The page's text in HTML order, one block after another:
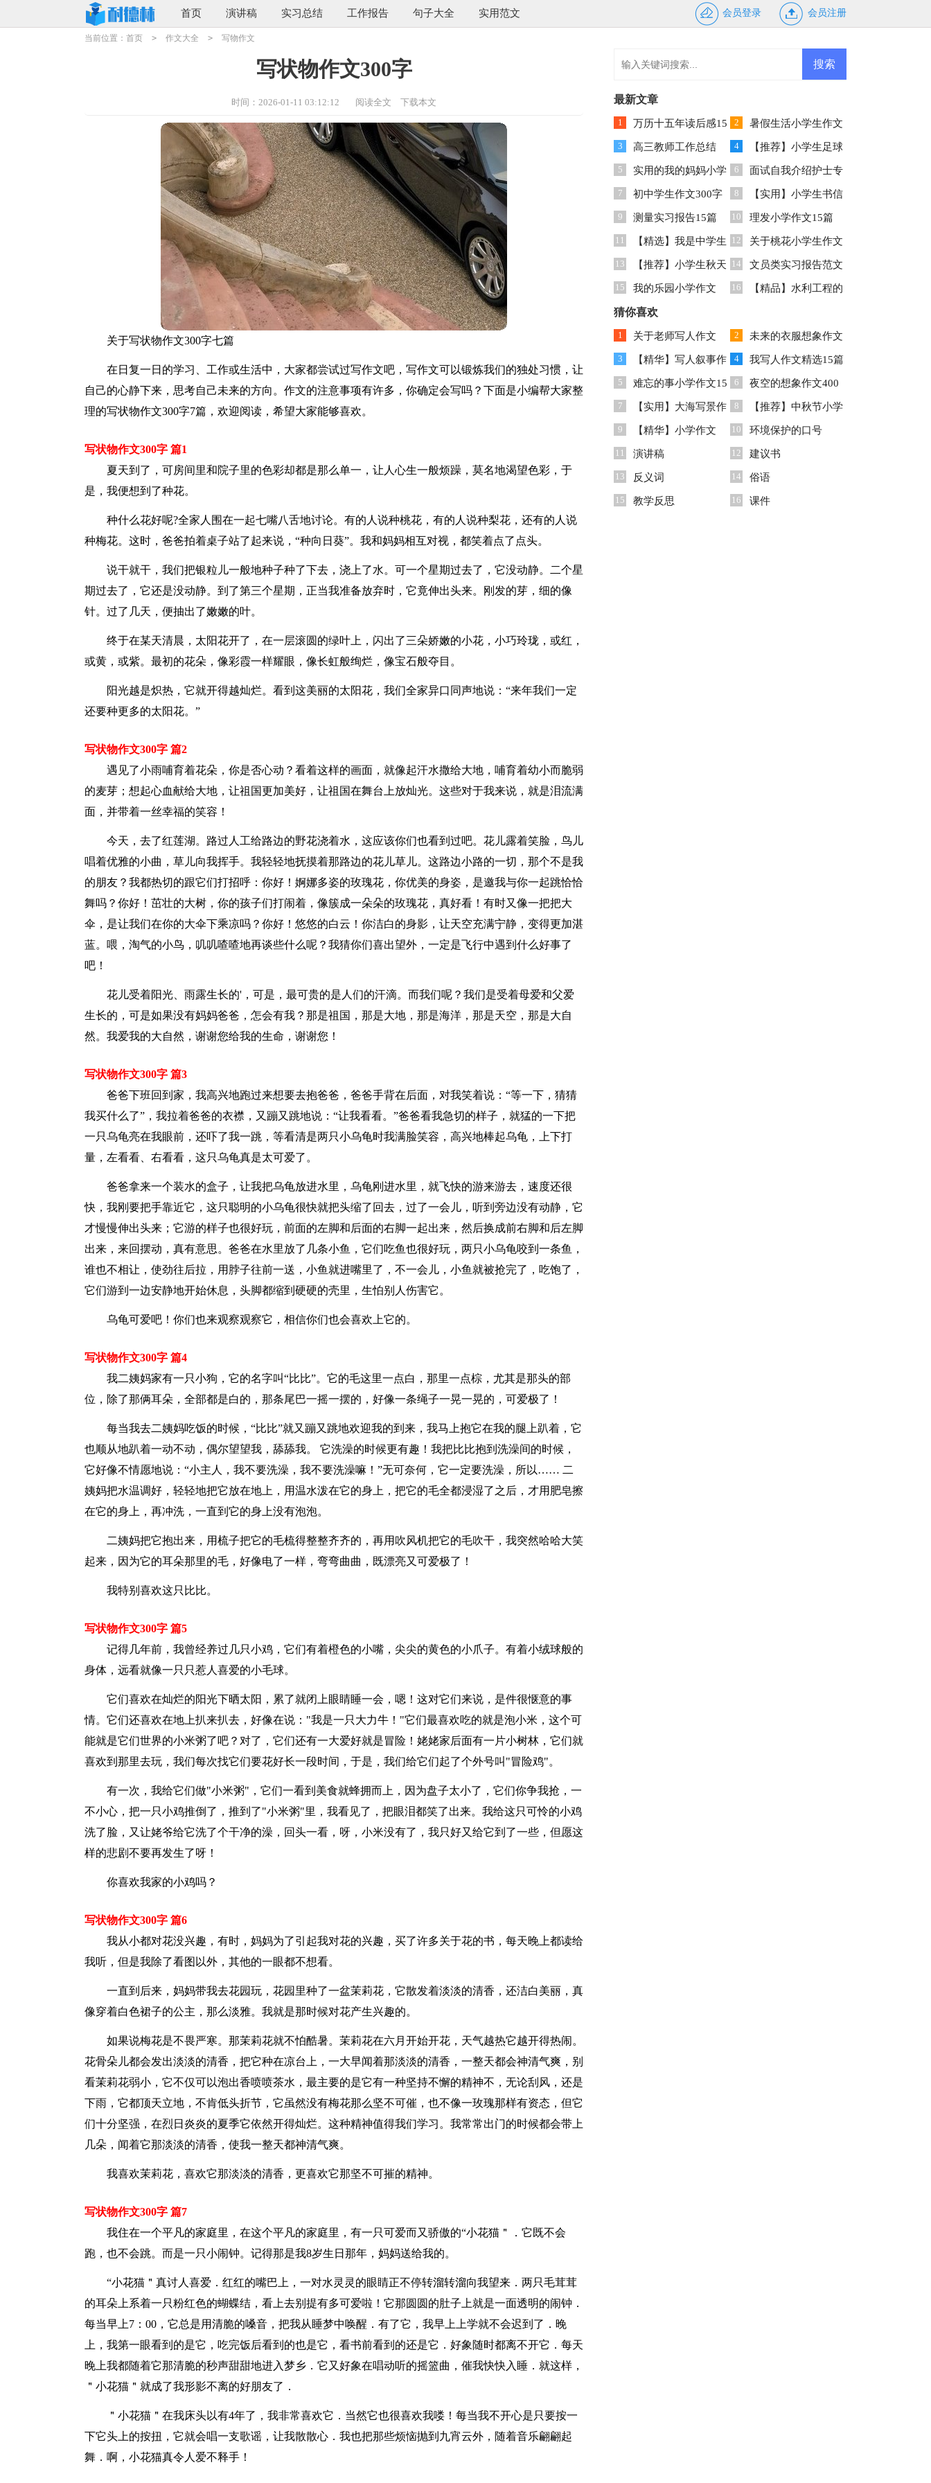
首页 演讲稿 实习总结 工作报告 句子大全 实用范文 会员登录 会员注册
当前位置： 首页 > 作文大全 > 写物作文
写状物作文300字
时间：2026-01-11 03:12:12 阅读全文 下载本文
关于写状物作文300字七篇
在日复一日的学习、工作或生活中，大家都尝试过写作文吧，写作文可以锻炼我们的独处习惯，让
自己的心静下来，思考自己未来的方向。作文的注意事项有许多，你确定会写吗？下面是小编帮大家整
理的写状物作文300字7篇，欢迎阅读，希望大家能够喜欢。
写状物作文300字 篇1
夏天到了，可房间里和院子里的色彩却都是那么单一，让人心生一般烦躁，莫名地渴望色彩，于
是，我便想到了种花。
种什么花好呢?全家人围在一起七嘴八舌地讨论。有的人说种桃花，有的人说种梨花，还有的人说
种梅花。这时，爸爸拍着桌子站了起来说，“种向日葵”。我和妈妈相互对视，都笑着点了点头。
说干就干，我们把银粒儿一般地种子种了下去，浇上了水。可一个星期过去了，它没动静。二个星
期过去了，它还是没动静。到了第三个星期，正当我准备放弃时，它竟伸出头来。刚发的芽，细的像
针。过了几天，便抽出了嫩嫩的叶。
终于在某天清晨，太阳花开了，在一层滚圆的绿叶上，闪出了三朵娇嫩的小花，小巧玲珑，或红，
或黄，或紫。最初的花朵，像彩霞一样耀眼，像长虹般绚烂，像宝石般夺目。
阳光越是炽热，它就开得越灿烂。看到这美丽的太阳花，我们全家异口同声地说：“来年我们一定
还要种更多的太阳花。”
写状物作文300字 篇2
遇见了小雨哺育着花朵，你是否心动？看着这样的画面，就像起汗水撒给大地，哺育着幼小而脆弱
的麦芽；想起心血献给大地，让祖国更加美好，让祖国在舞台上放灿光。这些对于我来说，就是泪流满
面，并带着一丝幸福的笑容！
今天，去了红莲湖。路过人工给路边的野花浇着水，这应该你们也看到过吧。花儿露着笑脸，鸟儿
唱着优雅的小曲，草儿向我挥手。我轻轻地抚摸着那路边的花儿草儿。这路边小路的一切，那个不是我
的朋友？我都热切的跟它们打招呼：你好！婀娜多姿的玫瑰花，你优美的身姿，是邀我与你一起跳恰恰
舞吗？你好！茁壮的大树，你的孩子们打闹着，像簇成一朵朵的玫瑰花，真好看！有时又像一把把大
伞，是让我们在你的大伞下乘凉吗？你好！悠悠的白云！你洁白的身影，让天空充满宁静，变得更加湛
蓝。喂，淘气的小鸟，叽叽喳喳地再谈些什么呢？我猜你们喜出望外，一定是飞行中遇到什么好事了
吧！
花儿受着阳光、雨露生长的'，可是，最可贵的是人们的汗滴。而我们呢？我们是受着母爱和父爱
生长的，可是如果没有妈妈爸爸，怎会有我？那是祖国，那是大地，那是海洋，那是天空，那是大自
然。我爱我的大自然，谢谢您给我的生命，谢谢您！
写状物作文300字 篇3
爸爸下班回到家，我高兴地跑过来想要去抱爸爸，爸爸手背在后面，对我笑着说：“等一下，猜猜
我买什么了”，我拉着爸爸的衣襟，又蹦又跳地说：“让我看看。”爸爸看我急切的样子，就猛的一下把
一只乌龟亮在我眼前，还吓了我一跳，等看清是两只小乌龟时我满脸笑容，高兴地棒起乌龟，上下打
量，左看看、右看看，这只乌龟真是太可爱了。
爸爸拿来一个装水的盒子，让我把乌龟放进水里，乌龟刚进水里，就飞快的游来游去，速度还很
快，我刚要把手靠近它，这只聪明的小乌龟很快就把头缩了回去，过了一会儿，听到旁边没有动静，它
才慢慢伸出头来；它游的样子也很好玩，前面的左脚和后面的右脚一起出来，然后换成前右脚和后左脚
出来，来回摆动，真有意思。爸爸在水里放了几条小鱼，它们吃鱼也很好玩，两只小乌龟咬到一条鱼，
谁也不相让，使劲往后拉，用脖子往前一送，小鱼就进嘴里了，不一会儿，小鱼就被抢完了，吃饱了，
它们游到一边安静地开始休息，头脚都缩到硬硬的壳里，生怕别人伤害它。
乌龟可爱吧！你们也来观察观察它，相信你们也会喜欢上它的。
写状物作文300字 篇4
我二姨妈家有一只小狗，它的名字叫“比比”。它的毛这里一点白，那里一点棕，尤其是那头的部
位，除了那俩耳朵，全部都是白的，那条尾巴一摇一摆的，好像一条绳子一晃一晃的，可爱极了！
每当我去二姨妈吃饭的时候，“比比”就又蹦又跳地欢迎我的到来，我马上抱它在我的腿上趴着，它
也顺从地趴着一动不动，偶尔望望我，舔舔我。 它洗澡的时候更有趣！我把比比抱到洗澡间的时候，
它好像不情愿地说：“小主人，我不要洗澡，我不要洗澡嘛！”无可奈何，它一定要洗澡，所以…… 二
姨妈把水温调好，轻轻地把它放在地上，用温水泼在它的身上，把它的毛全都浸湿了之后，才用肥皂擦
在它的身上，再冲洗，一直到它的身上没有泡泡。
二姨妈把它抱出来，用梳子把它的毛梳得整整齐齐的，再用吹风机把它的毛吹干，我突然哈哈大笑
起来，因为它的耳朵那里的毛，好像电了一样，弯弯曲曲，既漂亮又可爱极了！
我特别喜欢这只比比。
写状物作文300字 篇5
记得几年前，我曾经养过几只小鸡，它们有着橙色的小嘴，尖尖的黄色的小爪子。有着小绒球般的
身体，远看就像一只只惹人喜爱的小毛球。
它们喜欢在灿烂的阳光下晒太阳，累了就闭上眼睛睡一会，嗯！这对它们来说，是件很惬意的事
情。它们还喜欢在地上扒来扒去，好像在说："我是一只大力牛！"它们最喜欢吃的就是泡小米，这个可
能就是它们世界的小米粥了吧？对了，它们还有一大爱好就是冒险！姥姥家后面有一片小树林，它们就
喜欢到那里去玩，我们每次找它们要花好长一段时间，于是，我们给它们起了个外号叫"冒险鸡"。
有一次，我给它们做"小米粥"，它们一看到美食就蜂拥而上，因为盘子太小了，它们你争我抢，一
不小心，把一只小鸡推倒了，推到了"小米粥"里，我看见了，把眼泪都笑了出来。我给这只可怜的小鸡
洗了脸，又让姥爷给它洗了个干净的澡，回头一看，呀，小米没有了，我只好又给它到了一些，但愿这
样的悲剧不要再发生了呀！
你喜欢我家的小鸡吗？
写状物作文300字 篇6
我从小都对花没兴趣，有时，妈妈为了引起我对花的兴趣，买了许多关于花的书，每天晚上都读给
我听，但是我除了看图以外，其他的一眼都不想看。
一直到后来，妈妈带我去花园玩，花园里种了一盆茉莉花，它散发着淡淡的清香，还洁白美丽，真
像穿着白色裙子的公主，那么淡雅。我就是那时候对花产生兴趣的。
如果说梅花是不畏严寒。那茉莉花就不怕酷暑。茉莉花在六月开始开花，天气越热它越开得热闹。
花骨朵儿都会发出淡淡的清香，把它种在凉台上，一大早闻着那淡淡的清香，一整天都会神清气爽，别
看茉莉花弱小，它不仅可以泡出香喷喷茶水，最主要的是它有一种坚持不懈的精神不，无论刮风，还是
下雨，它都顶天立地，不肯低头折节，它虽然没有梅花那么坚不可催，也不像一玫瑰那样有资态，但它
们十分坚强，在烈日炎炎的夏季它依然开得灿烂。这种精神值得我们学习。我常常出门的时候都会带上
几朵，闻着它那淡淡的清香，使我一整天都神清气爽。
我喜欢茉莉花，喜欢它那淡淡的清香，更喜欢它那坚不可摧的精神。
写状物作文300字 篇7
我住在一个平凡的家庭里，在这个平凡的家庭里，有一只可爱而又骄傲的“小花猫＂．它既不会
跑，也不会跳。而是一只小闹钟。记得那是我8岁生日那年，妈妈送给我的。
“小花猫＂真讨人喜爱．红红的嘴巴上，一对水灵灵的眼睛正不停转溜转溜向我望来．两只毛茸茸
的耳朵上系着一只粉红色的蝴蝶结，看上去别提有多可爱啦！它那圆圆的肚子上就是一面透明的闹钟．
每当早上7：00，它总是用清脆的嗓音，把我从睡梦中唤醒．有了它，我早上上学就不会迟到了．晚
上，我第一眼看到的是它，吃完饭后看到的也是它，看书前看到的还是它．好象随时都离不开它．每天
晚上我都随着它那清脆的秒声甜甜地进入梦乡．它又好象在唱动听的摇篮曲，催我快快入睡．就这样，
＂小花猫＂就成了我形影不离的好朋友了．
＂小花猫＂在我床头以有4年了，我非常喜欢它．当然它也很喜欢我喽！每当我不开心是只要按一
下它头上的按扭，它就会唱一支歌谣，让我散散心．我也把那些烦恼抛到九宵云外，随着音乐翩翩起
舞．啊，小花猫真令人爱不释手！
最新文章
1 万历十五年读后感15
篇
2 暑假生活小学生作文
400字集锦7篇
3 高三教师工作总结 4 【推荐】小学生足球
作文9篇
5 实用的我的妈妈小学
生作文7篇
6 面试自我介绍护士专
业
7 初中学生作文300字
集合九篇
8 【实用】小学生书信
作文三篇
9 测量实习报告15篇 10 理发小学作文15篇
11 【精选】我是中学生
作文锦集八篇
12 关于桃花小学生作文
300字集合7篇
13 【推荐】小学生秋天
作文三篇
14 文员类实习报告范文
集合7篇
15 我的乐园小学作文
【热】
16 【精品】水利工程的
猜你喜欢
1 关于老师写人作文
300字合集十篇
2 未来的衣服想象作文
(集锦15篇)
3 【精华】写人叙事作
文汇编9篇
4 我写人作文精选15篇
5 难忘的事小学作文15
篇
6 夜空的想象作文400
字5篇
7 【实用】大海写景作
文锦集6篇
8 【推荐】中秋节小学
生作文合集9篇
9 【精华】小学作文
300字3篇
10 环境保护的口号
11 演讲稿 12 建议书
13 反义词 14 俗语
15 教学反思 16 课件